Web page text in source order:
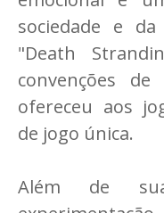
sociedade e
"Death
convenções
ofereceu aos
de jogo única.
Além de